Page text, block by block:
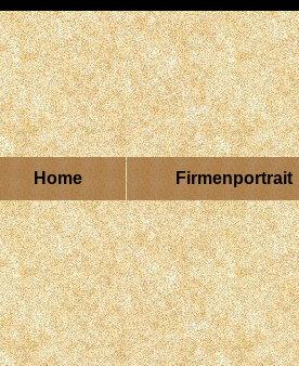
Home Firmenportrait